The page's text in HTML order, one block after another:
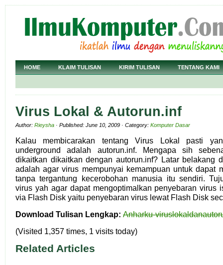
HOME KLAIM TULISAN KIRIM TULISAN TENTANG KAMI
Virus Lokal & Autorun.inf
Author: Rieysha · Published: June 10, 2009 · Category: Komputer Dasar
Kalau membicarakan tentang Virus Lokal pasti
underground adalah autorun.inf. Mengapa sih
dikaitkan dikaitkan dengan autorun.inf? Latar belakang
adalah agar virus mempunyai kemampuan untuk dapat
tanpa tergantung kecerobohan manusia itu sendiri.
virus yah agar dapat mengoptimalkan penyebaran virus
via Flash Disk yaitu penyebaran virus lewat Flash Disk
Download Tulisan Lengkap: Anharku-
(Visited 1,357 times, 1 visits today)
Related Articles